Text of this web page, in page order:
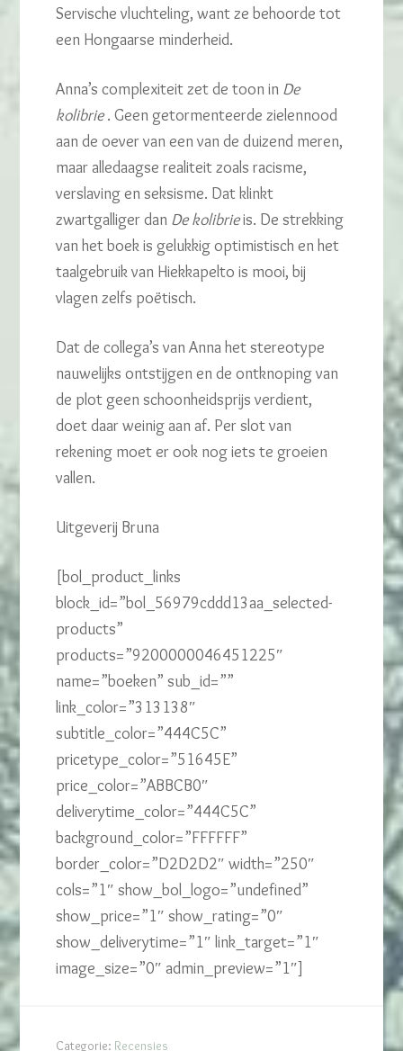
Servische vluchteling, want ze behoorde tot
een Hongaarse minderheid.
Anna’s complexiteit zet de toon in De
kolibrie. Geen getormenteerde zielennood
aan de oever van een van de duizend meren,
maar alledaagse realiteit zoals racisme,
verslaving en seksisme. Dat klinkt
zwartgalliger dan De kolibrieis. De strekking
van het boek is gelukkig optimistisch en het
taalgebruik van Hiekkapelto is mooi, bij
vlagen zelfs poëtisch.
Dat de collega’s van Anna het stereotype
nauwelijks ontstijgen en de ontknoping van
de plot geen schoonheidsprijs verdient,
doet daar weinig aan af. Per slot van
rekening moet er ook nog iets te groeien
vallen.
Uitgeverij Bruna
[bol_product_links
block_id=”bol_56979cddd13aa_selected-
products”
products=”9200000046451225″
name=”boeken” sub_id=””
link_color=”313138″
subtitle_color=”444C5C”
pricetype_color=”51645E”
price_color=”ABBCB0″
deliverytime_color=”444C5C”
background_color=”FFFFFF”
border_color=”D2D2D2″ width=”250″
cols=”1″ show_bol_logo=”undefined”
show_price=”1″ show_rating=”0″
show_deliverytime=”1″ link_target=”1″
image_size=”0″ admin_preview=”1″]
Categorie: Recensies